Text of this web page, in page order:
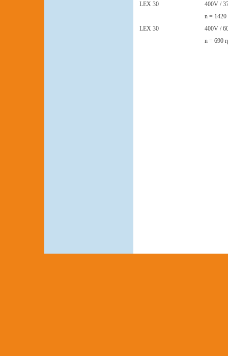
LEX 30
400V /
n = 1420
LEX 30
400V /
n = 690